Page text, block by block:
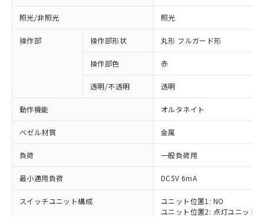
照光/非照光 照光
操作部 操作部形状 丸形 フルガード形
操作部色 赤
透明/不透明 透明
動作機能 オルタネイト
ベゼル材質 金属
負荷 一般負荷用
最小適用負荷 DC5V 6mA
スイッチユニット構成
ユニット位置1: NO
ユニット位置2: 点灯ユニット